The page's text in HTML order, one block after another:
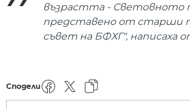
възрастта - Световното
представено от старши
съвет на БФХГ", написаха
Сподели